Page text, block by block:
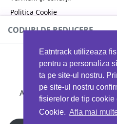
Eatntrack utilizeaza
pentru a personaliza
ta pe site-ul nostru.
pe site-ul nostru
fisierelor de tip
Cookie. Afla mai
Politica Cookie
Politica de confidențialitate
CODURI DE REDUCERE
Ai 40%reducere la orice